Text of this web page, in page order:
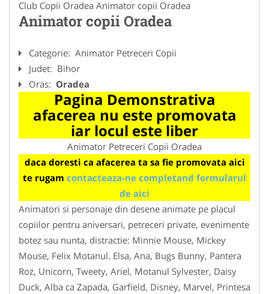
Club Copii Oradea Animator copii Oradea
Animator copii Oradea
Categorie: Animator Petreceri Copii
Judet: Bihor
Oras: Oradea
Pagina Demonstrativa
afacerea nu este promovata
iar locul este liber
Animator Petreceri Copii Oradea
daca doresti ca afacerea ta sa fie promovata aici
te rugam contacteaza-ne completand formularul
de aici
Animatori si personaje din desene animate pe placul
copiilor pentru aniversari, petreceri private, evenimente
botez sau nunta, distractie: Minnie Mouse, Mickey
Mouse, Felix Motanul. Elsa, Ana, Bugs Bunny, Pantera
Roz, Unicorn, Tweety, Ariel, Motanul Sylvester, Daisy
Duck, Alba ca Zapada, Garfield, Disney, Marvel, Printesa